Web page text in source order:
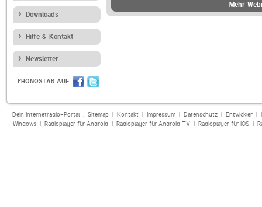
Downloads
Hilfe & Kontakt
Newsletter
PHONOSTAR AUF
Mehr
Dein Internetradio-Portal : Sitemap| Kontakt| Impressum| Datenschutz| Entwickler|
Windows| Radioplayer für Android| Radioplayer für Android TV| Radioplayer für iOS|